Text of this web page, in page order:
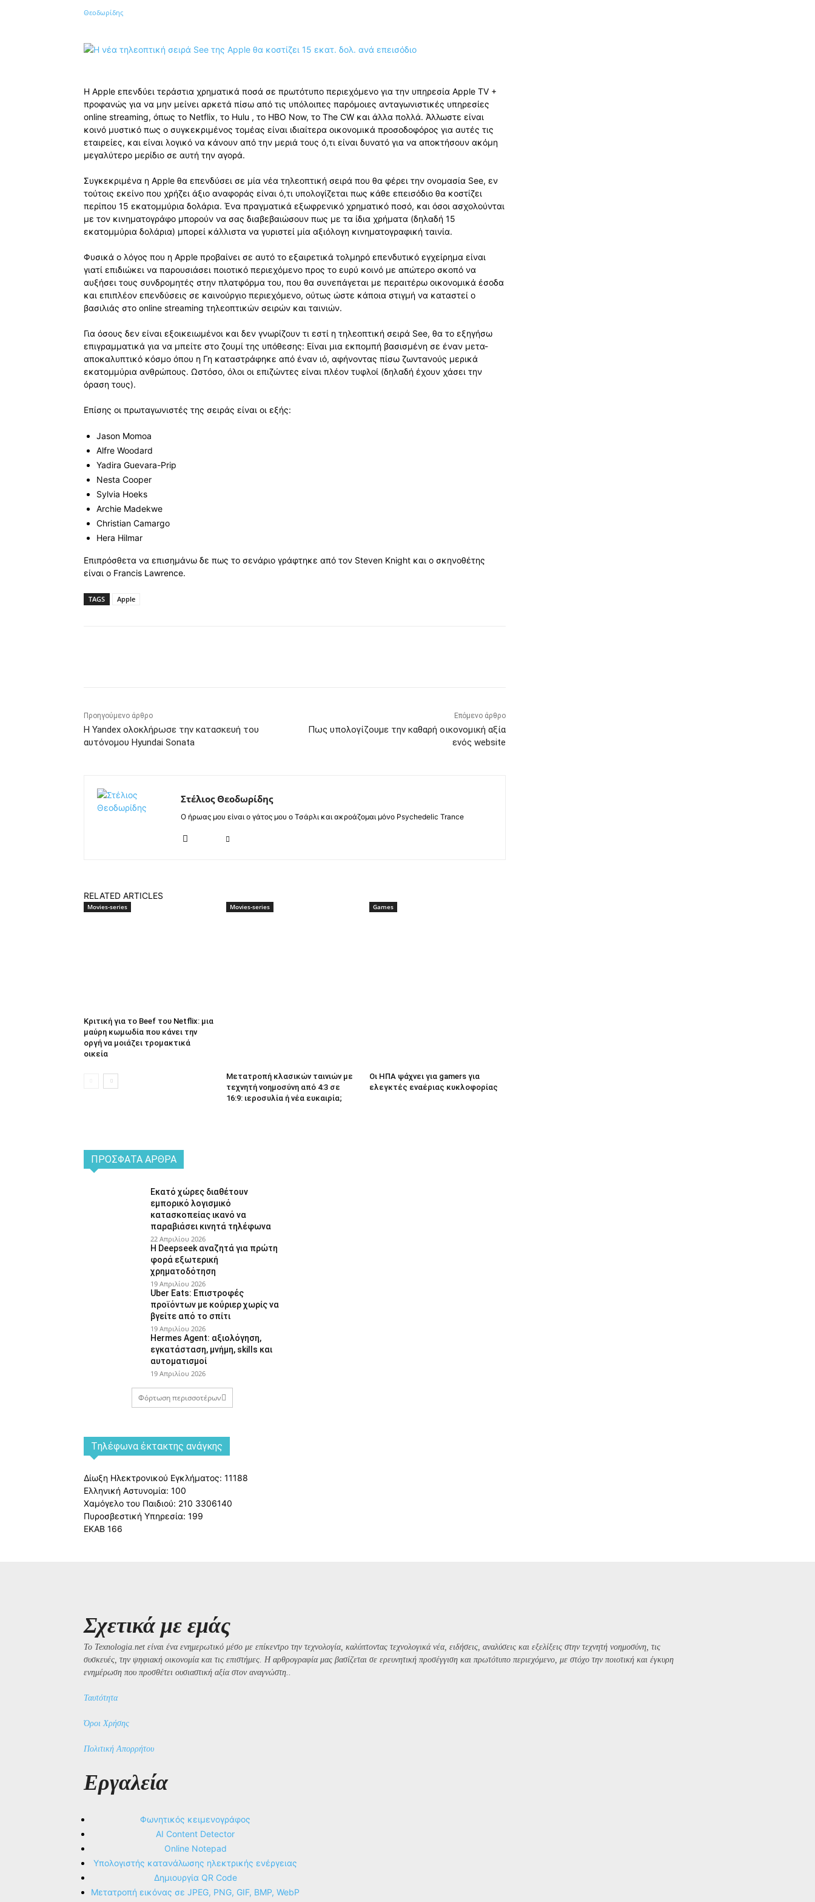
Κοινοποίηση
Η Apple επενδύει τεράστια χρηματικά ποσά σε πρωτότυπο περιεχόμενο για την υπηρεσία Apple TV +
προφανώς για να μην μείνει αρκετά πίσω από τις υπόλοιπες παρόμοιες ανταγωνιστικές υπηρεσίες
online streaming, όπως το Netflix, το Hulu , το HBO Now, το The CW και άλλα πολλά. Άλλωστε είναι
κοινό μυστικό πως ο συγκεκριμένος τομέας είναι ιδιαίτερα οικονομικά προσοδοφόρος για αυτές τις
εταιρείες, και είναι λογικό να κάνουν από την μεριά τους ό,τι είναι δυνατό για να αποκτήσουν ακόμη
μεγαλύτερο μερίδιο σε αυτή την αγορά.
Συγκεκριμένα η Apple θα επενδύσει σε μία νέα τηλεοπτική σειρά που θα φέρει την ονομασία See, εν
τούτοις εκείνο που χρήζει άξιο αναφοράς είναι ό,τι υπολογίζεται πως κάθε επεισόδιο θα κοστίζει
περίπου 15 εκατομμύρια δολάρια. Ένα πραγματικά εξωφρενικό χρηματικό ποσό, και όσοι ασχολούνται
με τον κινηματογράφο μπορούν να σας διαβεβαιώσουν πως με τα ίδια χρήματα (δηλαδή 15
εκατομμύρια δολάρια) μπορεί κάλλιστα να γυριστεί μία αξιόλογη κινηματογραφική ταινία.
Φυσικά ο λόγος που η Apple προβαίνει σε αυτό το εξαιρετικά τολμηρό επενδυτικό εγχείρημα είναι
γιατί επιδιώκει να παρουσιάσει ποιοτικό περιεχόμενο προς το ευρύ κοινό με απώτερο σκοπό να
αυξήσει τους συνδρομητές στην πλατφόρμα του, που θα συνεπάγεται με περαιτέρω οικονομικά έσοδα
και επιπλέον επενδύσεις σε καινούργιο περιεχόμενο, ούτως ώστε κάποια στιγμή να καταστεί ο
βασιλιάς στο online streaming τηλεοπτικών σειρών και ταινιών.
Για όσους δεν είναι εξοικειωμένοι και δεν γνωρίζουν τι εστί η τηλεοπτική σειρά See, θα το εξηγήσω
επιγραμματικά για να μπείτε στο ζουμί της υπόθεσης: Είναι μια εκπομπή βασισμένη σε έναν μετα-
αποκαλυπτικό κόσμο όπου η Γη καταστράφηκε από έναν ιό, αφήνοντας πίσω ζωντανούς μερικά
εκατομμύρια ανθρώπους. Ωστόσο, όλοι οι επιζώντες είναι πλέον τυφλοί (δηλαδή έχουν χάσει την
όραση τους).
Επίσης οι πρωταγωνιστές της σειράς είναι οι εξής:
Jason Momoa
Alfre Woodard
Yadira Guevara-Prip
Nesta Cooper
Sylvia Hoeks
Archie Madekwe
Christian Camargo
Hera Hilmar
Επιπρόσθετα να επισημάνω δε πως το σενάριο γράφτηκε από τον Steven Knight και ο σκηνοθέτης
είναι ο Francis Lawrence.
TAGS Apple
Προηγούμενο άρθρο
Η Yandex ολοκλήρωσε την κατασκευή του
αυτόνομου Hyundai Sonata
Επόμενο άρθρο
Πως υπολογίζουμε την καθαρή οικονομική αξία
ενός website
Στέλιος Θεοδωρίδης
Ο ήρωας μου είναι ο γάτος μου ο Τσάρλι και ακροάζομαι μόνο Psychedelic Trance
RELATED ARTICLES
Movies-series
Κριτική για το Beef του Netflix: μια
μαύρη κωμωδία που κάνει την
οργή να μοιάζει τρομακτικά
οικεία
Movies-series
Μετατροπή κλασικών ταινιών με
τεχνητή νοημοσύνη από 4:3 σε
16:9: ιεροσυλία ή νέα ευκαιρία;
Games
Οι ΗΠΑ ψάχνει για gamers για
ελεγκτές εναέριας κυκλοφορίας
ΠΡΌΣΦΑΤΑ ΆΡΘΡΑ
Εκατό χώρες διαθέτουν
εμπορικό λογισμικό
κατασκοπείας ικανό να
παραβιάσει κινητά τηλέφωνα
22 Απριλίου 2026
Η Deepseek αναζητά για πρώτη
φορά εξωτερική
χρηματοδότηση
19 Απριλίου 2026
Uber Eats: Επιστροφές
προϊόντων με κούριερ χωρίς να
βγείτε από το σπίτι
19 Απριλίου 2026
Hermes Agent: αξιολόγηση,
εγκατάσταση, μνήμη, skills και
αυτοματισμοί
19 Απριλίου 2026
Φόρτωση περισσοτέρων
Tηλέφωνα έκτακτης ανάγκης
Δίωξη Ηλεκτρονικού Εγκλήματος: 11188
Ελληνική Αστυνομία: 100
Χαμόγελο του Παιδιού: 210 3306140
Πυροσβεστική Υπηρεσία: 199
ΕΚΑΒ 166
Σχετικά με εμάς
Το Texnologia.net είναι ένα ενημερωτικό μέσο με επίκεντρο την τεχνολογία, καλύπτοντας τεχνολογικά νέα, ειδήσεις, αναλύσεις και εξελίξεις στην τεχνητή νοημοσύνη, τις
συσκευές, την ψηφιακή οικονομία και τις επιστήμες. Η αρθρογραφία μας βασίζεται σε ερευνητική προσέγγιση και πρωτότυπο περιεχόμενο, με στόχο την ποιοτική και έγκυρη
ενημέρωση που προσθέτει ουσιαστική αξία στον αναγνώστη..
Ταυτότητα
Όροι Χρήσης
Πολιτική Απορρήτου
Εργαλεία
Φωνητικός κειμενογράφος
AI Content Detector
Online Notepad
Υπολογιστής κατανάλωσης ηλεκτρικής ενέργειας
Δημιουργία QR Code
Μετατροπή εικόνας σε JPEG, PNG, GIF, BMP, WebP